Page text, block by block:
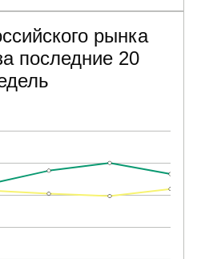
рынка
последние 20